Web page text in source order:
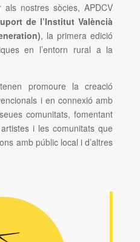
nostres sòcies, APDCV
de l’Institut Valèncià
, la primera edició
en l’entorn rural a la
promoure la creació
i en connexió amb
comunitats, fomentant
i les comunitats que
amb públic local i d’altres